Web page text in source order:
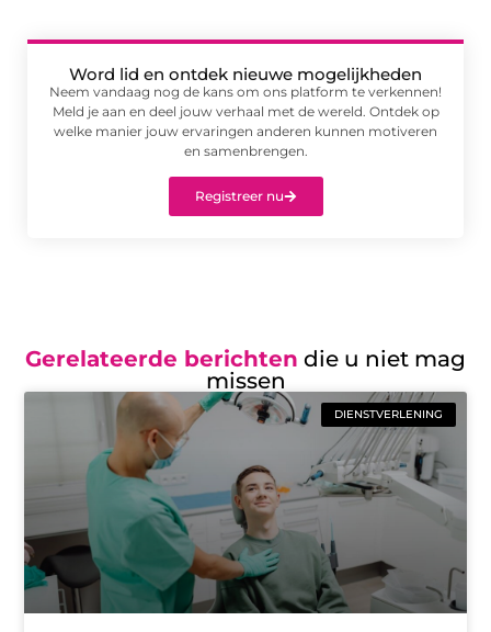
Word lid en ontdek nieuwe mogelijkheden
Neem vandaag nog de kans om ons platform te verkennen!
Meld je aan en deel jouw verhaal met de wereld. Ontdek op
welke manier jouw ervaringen anderen kunnen motiveren
en samenbrengen.
Registreer nu
Gerelateerde berichten die u niet mag
missen
DIENSTVERLENING